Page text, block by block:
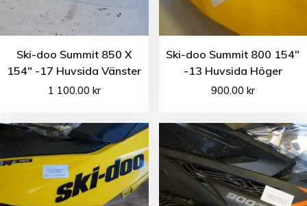
Ski-doo Summit 850 X
154″ -17 Huvsida Vänster
1 100.00 kr
Ski-doo Summit 800 154″
-13 Huvsida Höger
900.00 kr